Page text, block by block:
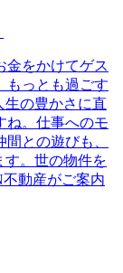
金をかけてゲス
もっとも過ごす
生の豊かさに直
ね。仕事へのモ
との遊びも、
す。世の物件を
動産がご案内